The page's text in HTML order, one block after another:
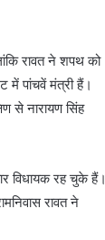
रावत ने शपथ को
में पांचवें मंत्री हैं।
से नारायण सिंह
विधायक रह चुके हैं।
रावत ने